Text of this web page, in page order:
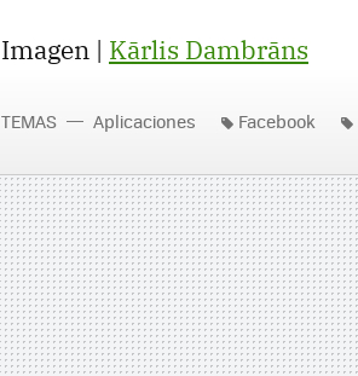
Imagen | Kārlis Dambrāns
TEMAS Aplicaciones Facebook